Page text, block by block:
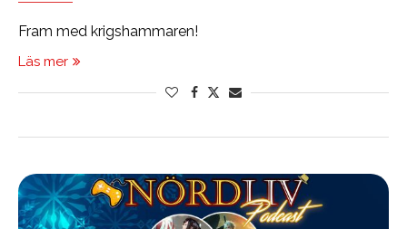
Fram med krigshammaren!
Läs mer